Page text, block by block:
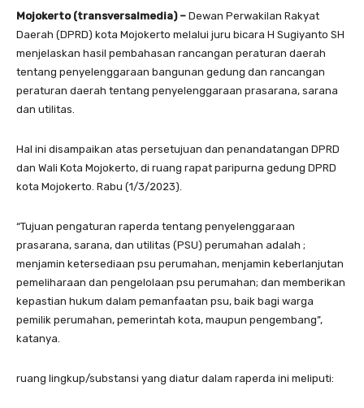
Mojokerto (transversalmedia) – Dewan Perwakilan Rakyat
Daerah (DPRD) kota Mojokerto melalui juru bicara H Sugiyanto SH
menjelaskan hasil pembahasan rancangan peraturan daerah
tentang penyelenggaraan bangunan gedung dan rancangan
peraturan daerah tentang penyelenggaraan prasarana, sarana
dan utilitas.
Hal ini disampaikan atas persetujuan dan penandatangan DPRD
dan Wali Kota Mojokerto, di ruang rapat paripurna gedung DPRD
kota Mojokerto. Rabu (1/3/2023).
“Tujuan pengaturan raperda tentang penyelenggaraan
prasarana, sarana, dan utilitas (PSU) perumahan adalah ;
menjamin ketersediaan psu perumahan, menjamin keberlanjutan
pemeliharaan dan pengelolaan psu perumahan; dan memberikan
kepastian hukum dalam pemanfaatan psu, baik bagi warga
pemilik perumahan, pemerintah kota, maupun pengembang”,
katanya.
ruang lingkup/substansi yang diatur dalam raperda ini meliputi: